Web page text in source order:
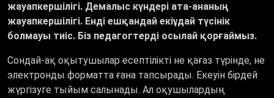
жауапкершілігі. Демалыс күндері ата-ананың
жауапкершілігі. Енді ешқандай екіұдай түсінік
болмауы тиіс. Біз педагогтерді осылай қорғаймыз.
Сондай-ақ оқытушылар есептілікті не қағаз түрінде, не
электронды форматта ғана тапсырады. Екеуін бірдей
жүргізуге тыйым салынады. Ал оқушылардың